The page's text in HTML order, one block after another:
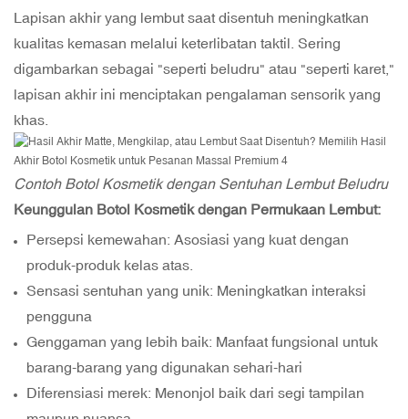
Lapisan akhir yang lembut saat disentuh meningkatkan
kualitas kemasan melalui keterlibatan taktil. Sering
digambarkan sebagai "seperti beludru" atau "seperti karet,"
lapisan akhir ini menciptakan pengalaman sensorik yang
khas.
Contoh Botol Kosmetik dengan Sentuhan Lembut Beludru
Keunggulan Botol Kosmetik dengan Permukaan Lembut:
Persepsi kemewahan: Asosiasi yang kuat dengan
produk-produk kelas atas.
Sensasi sentuhan yang unik: Meningkatkan interaksi
pengguna
Genggaman yang lebih baik: Manfaat fungsional untuk
barang-barang yang digunakan sehari-hari
Diferensiasi merek: Menonjol baik dari segi tampilan